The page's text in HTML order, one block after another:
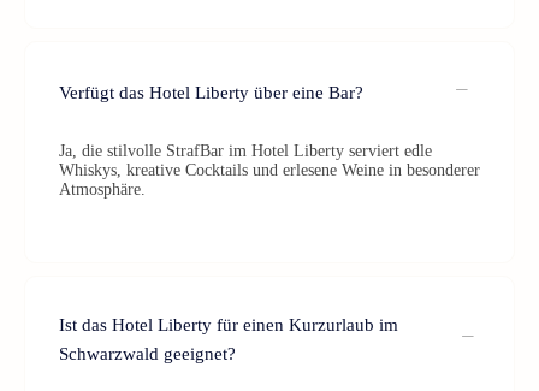
Verfügt das Hotel Liberty über eine Bar?
Ja, die stilvolle StrafBar im Hotel Liberty serviert edle
Whiskys, kreative Cocktails und erlesene Weine in besonderer
Atmosphäre.
Ist das Hotel Liberty für einen Kurzurlaub im
Schwarzwald geeignet?